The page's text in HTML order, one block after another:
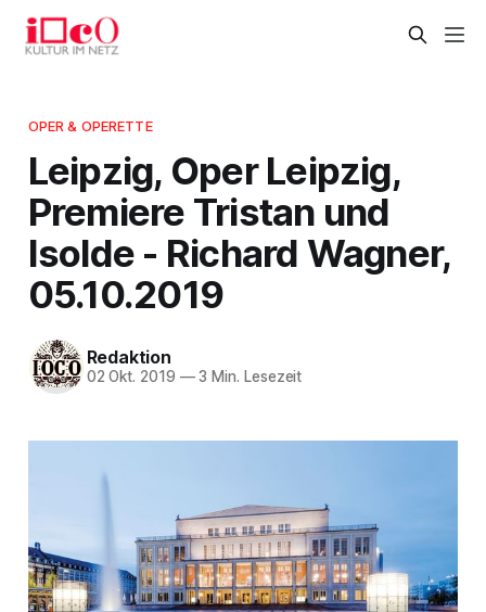
OPER & OPERETTE
Leipzig, Oper Leipzig,
Premiere Tristan und
Isolde - Richard Wagner,
05.10.2019
Redaktion
02 Okt. 2019 —3 Min. Lesezeit